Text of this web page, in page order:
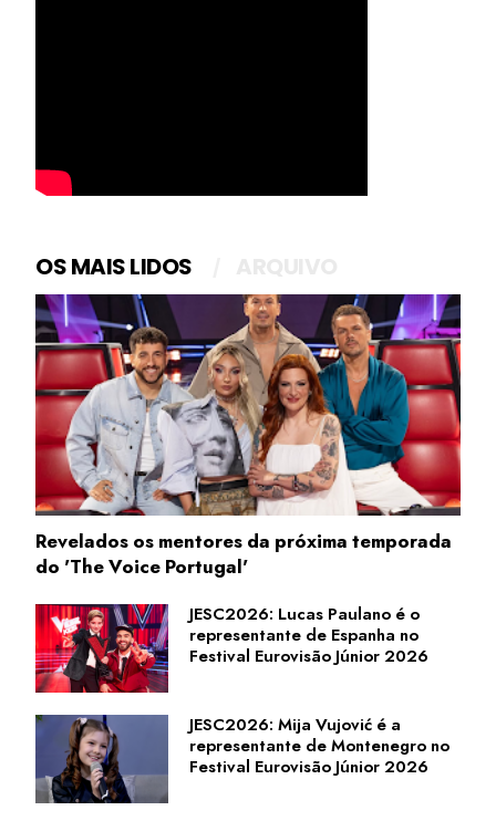
OS MAIS LIDOS
Revelados os mentores da próxima temporada
do 'The Voice Portugal'
JESC2026: Lucas Paulano é o
representante de Espanha no
Festival Eurovisão Júnior 2026
JESC2026: Mija Vujović é a
representante de Montenegro no
Festival Eurovisão Júnior 2026